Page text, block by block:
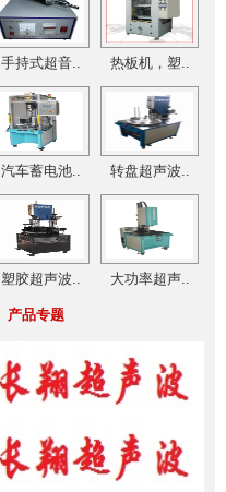
手持式超音.. 热板机，塑..
汽车蓄电池.. 转盘超声波..
塑胶超声波.. 大功率超声..
产品专题